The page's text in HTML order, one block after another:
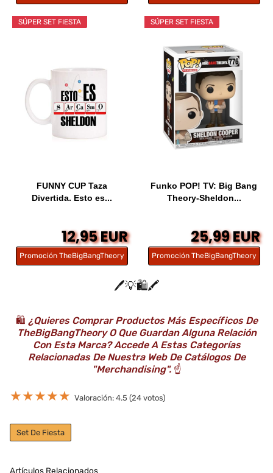
SÚPER SET FIESTA
FUNNY CUP Taza
Divertida. Esto es...
12,95 EUR
Promoción TheBigBangTheory
SÚPER SET FIESTA
Funko POP! TV: Big Bang
Theory-Sheldon...
25,99 EUR
Promoción TheBigBangTheory
🖊️💡🛍️🖍️
🛍️ ¿Quieres Comprar Productos Más Específicos De
TheBigBangTheory O Que Guardan Alguna Relación
Con Esta Marca? Accede A Estas Categorías
Relacionadas De Nuestra Web De Catálogos De
"Merchandising".☝️
★★★★★ Valoración: 4.5 (24 votos)
Set De Fiesta
Artículos Relacionados